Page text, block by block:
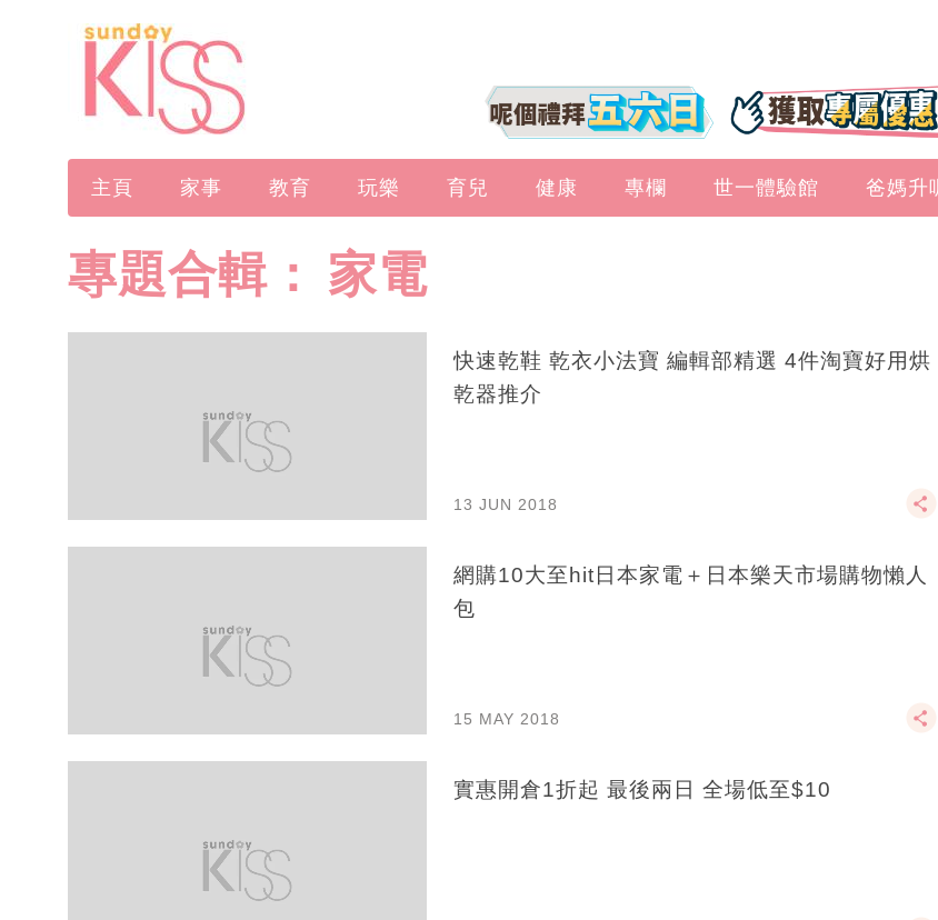
主頁 家事 教育 玩樂 育兒 健康 專欄 世一體驗館 爸媽升
專題合輯： 家電
快速乾鞋 乾衣小法寶 編輯部精選 4件淘寶好用烘
乾器推介
13 JUN 2018
網購10大至hit日本家電＋日本樂天市場購物懶人
包
15 MAY 2018
實惠開倉1折起 最後兩日 全場低至$10